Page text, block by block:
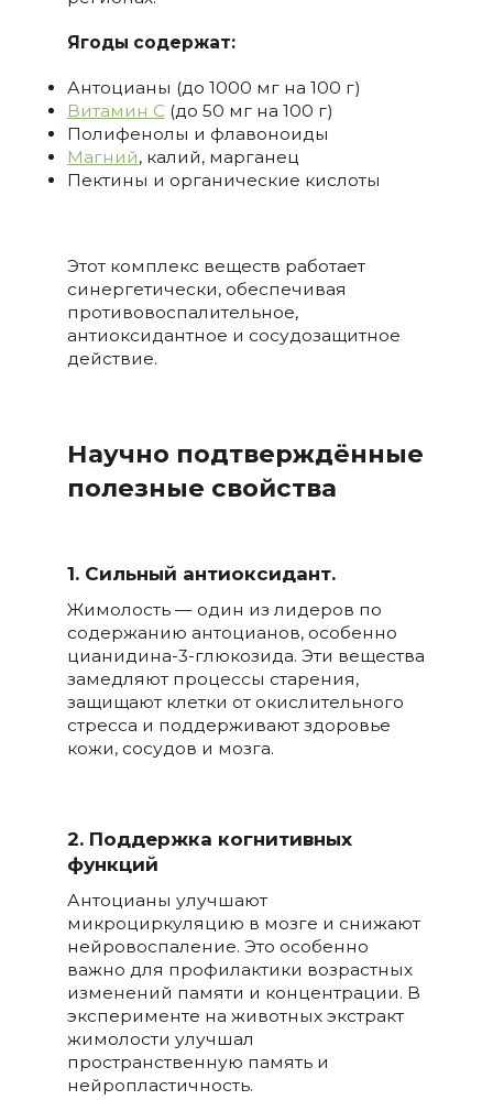
Ягоды содержат:
Антоцианы (до 1000 мг на 100 г)
Витамин С(до 50 мг на 100 г)
Полифенолы и флавоноиды
Магний, калий, марганец
Пектины и органические кислоты
Этот комплекс веществ работает
синергетически, обеспечивая
противовоспалительное,
антиоксидантное и сосудозащитное
действие.
Научно подтверждённые
полезные свойства
1. Сильный антиоксидант.
Жимолость — один из лидеров по
содержанию антоцианов, особенно
цианидина-3-глюкозида. Эти вещества
замедляют процессы старения,
защищают клетки от окислительного
стресса и поддерживают здоровье
кожи, сосудов и мозга.
2. Поддержка когнитивных
функций
Антоцианы улучшают
микроциркуляцию в мозге и снижают
нейровоспаление. Это особенно
важно для профилактики возрастных
изменений памяти и концентрации. В
эксперименте на животных экстракт
жимолости улучшал
пространственную память и
нейропластичность.